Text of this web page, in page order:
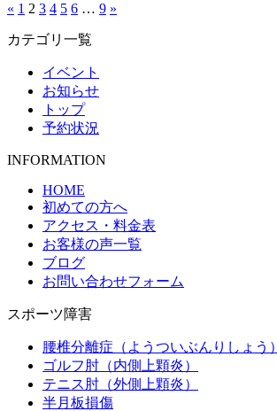
« 1 2 3 4 5 6 … 9 »
カテゴリ一覧
イベント
お知らせ
トップ
予約状況
INFORMATION
HOME
初めての方へ
アクセス・料金表
お客様の声一覧
ブログ
お問い合わせフォーム
スポーツ障害
腰椎分離症（ようついぶんりしょう）
ゴルフ肘（内側上顆炎）
テニス肘（外側上顆炎）
半月板損傷